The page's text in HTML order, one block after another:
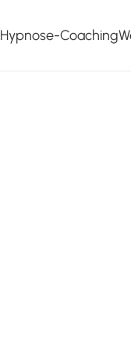
Hypnose-Coaching